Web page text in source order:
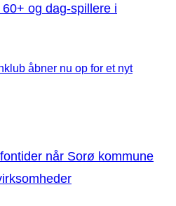
og dag-spillere i
åbner nu op for et nyt
når Sorø kommune